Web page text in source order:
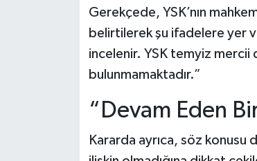
Gerekçede, YSK’nın
belirtilerek şu ifadelere yer
incelenir. YSK temyiz mercii
bulunmamaktadır.”
“Devam Eden
Kararda ayrıca, söz konusu